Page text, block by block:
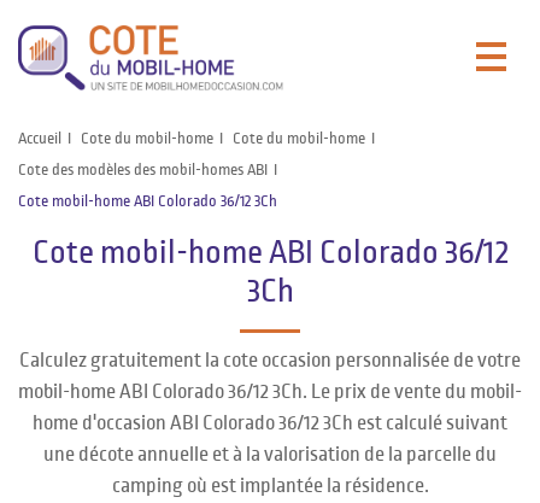
Accueil Cote du mobil-home
Cote du mobil-home
Cote des modèles des mobil-homes ABI
Cote mobil-home ABI Colorado 36/12 3Ch
Cote mobil-home ABI Colorado 36/12
3Ch
Calculez gratuitement la cote occasion personnalisée de votre
mobil-home ABI Colorado 36/12 3Ch. Le prix de vente du mobil-
home d'occasion ABI Colorado 36/12 3Ch est calculé suivant
une décote annuelle et à la valorisation de la parcelle du
camping où est implantée la résidence.